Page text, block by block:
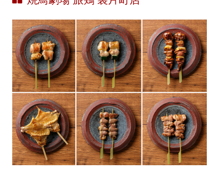
お取引事例
お客様の声
オンラインストア
会社概要